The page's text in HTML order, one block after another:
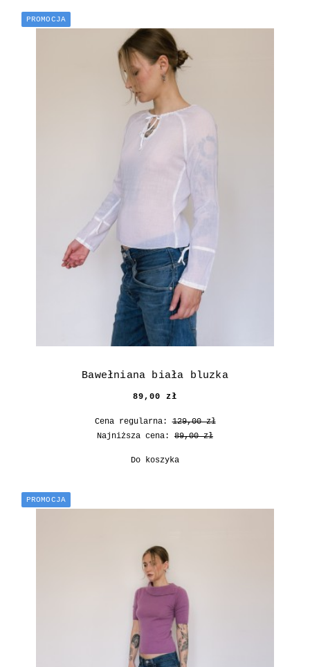
Bawełniana biała bluzka
89,00 zł
Cena regularna:129,00 zł
Najniższa cena: 89,00 zł
Do koszyka
PROMOCJA
PROMOCJA